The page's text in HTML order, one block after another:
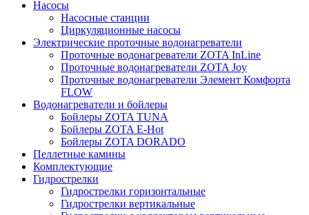
Насосы
Насосные станции
Циркуляционные насосы
Электрические проточные водонагреватели
Проточные водонагреватели ZOTA InLine
Проточные водонагреватели ZOTA Joy
Проточные водонагреватели Элемент Комфорта
FLOW
Водонагреватели и бойлеры
Бойлеры ZOTA TUNA
Бойлеры ZOTA E-Hot
Бойлеры ZOTA DORADO
Пеллетные камины
Комплектующие
Гидрострелки
Гидрострелки горизонтальные
Гидрострелки вертикальные